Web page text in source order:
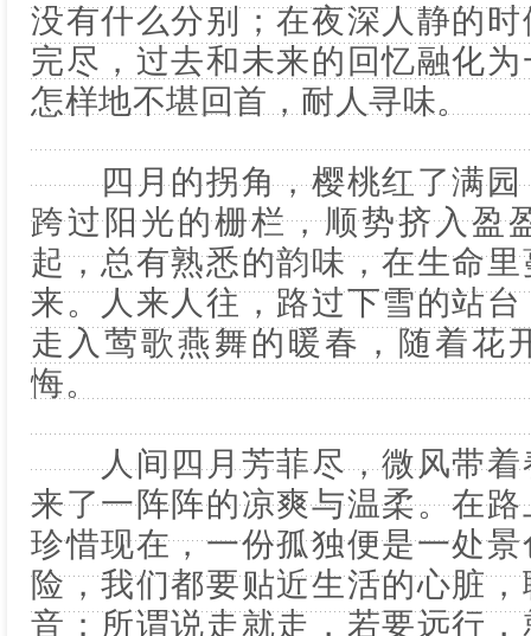
没有什么分别；在夜深人静的
完尽，过去和未来的回忆融化
怎样地不堪回首，耐人寻味。
四月的拐角，樱桃红了满园
跨过阳光的栅栏，顺势挤入盈
起，总有熟悉的韵味，在生命
来。人来人往，路过下雪的站
走入莺歌燕舞的暖春，随着花
悔。
人间四月芳菲尽，微风带着
来了一阵阵的凉爽与温柔。在
珍惜现在，一份孤独便是一处
险，我们都要贴近生活的心脏
音；所谓说走就走，若要远行